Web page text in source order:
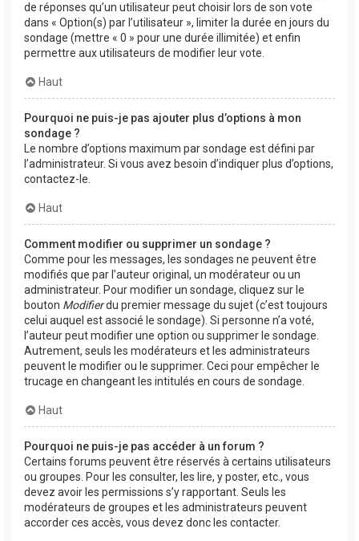
de réponses qu’un utilisateur peut choisir lors de son vote
dans « Option(s) par l’utilisateur », limiter la durée en jours du
sondage (mettre « 0 » pour une durée illimitée) et enfin
permettre aux utilisateurs de modifier leur vote.
Haut
Pourquoi ne puis-je pas ajouter plus d’options à mon
sondage ?
Le nombre d’options maximum par sondage est défini par
l’administrateur. Si vous avez besoin d’indiquer plus d’options,
contactez-le.
Haut
Comment modifier ou supprimer un sondage ?
Comme pour les messages, les sondages ne peuvent être
modifiés que par l’auteur original, un modérateur ou un
administrateur. Pour modifier un sondage, cliquez sur le
bouton Modifierdu premier message du sujet (c’est toujours
celui auquel est associé le sondage). Si personne n’a voté,
l’auteur peut modifier une option ou supprimer le sondage.
Autrement, seuls les modérateurs et les administrateurs
peuvent le modifier ou le supprimer. Ceci pour empêcher le
trucage en changeant les intitulés en cours de sondage.
Haut
Pourquoi ne puis-je pas accéder à un forum ?
Certains forums peuvent être réservés à certains utilisateurs
ou groupes. Pour les consulter, les lire, y poster, etc., vous
devez avoir les permissions s’y rapportant. Seuls les
modérateurs de groupes et les administrateurs peuvent
accorder ces accès, vous devez donc les contacter.